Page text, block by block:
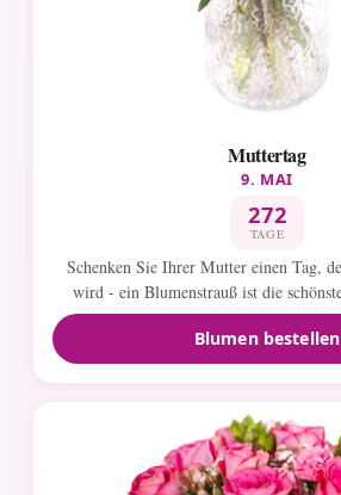
Muttertag
9. MAI
272
TAGE
Schenken Sie Ihrer Mutter einen Tag,
wird - ein Blumenstrauß ist die
Blumen bestellen